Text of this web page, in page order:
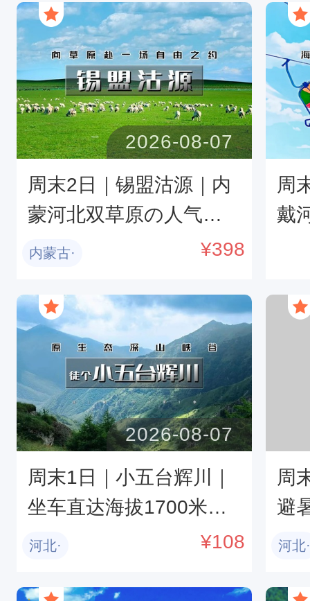
梦合唱夜
周末2日｜锡盟沽源｜内
蒙河北双草原の人气打
卡太仆寺旗牛奶湖-草原
蹦迪-蒙古服
2026-08-07
内蒙古· ¥398
周
戴
周末1日｜小五台辉川｜
坐车直达海拔1700米节
省20公里の赵长城-辉川
2026-08-07
河北· ¥108
周
避
星
河北·